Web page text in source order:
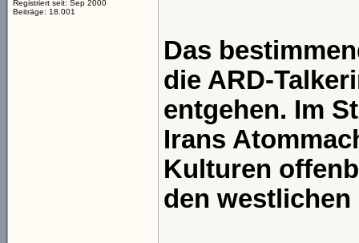
Registriert seit: Sep 2000
Beiträge: 18.001
Das
die ARD-
entgehen. Im
Irans
Kulturen
den